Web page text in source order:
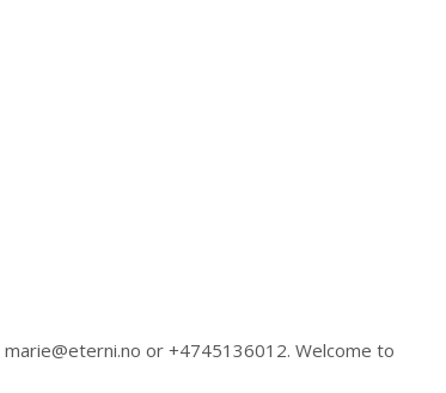
marie@eterni.no or +4745136012. Welcome to